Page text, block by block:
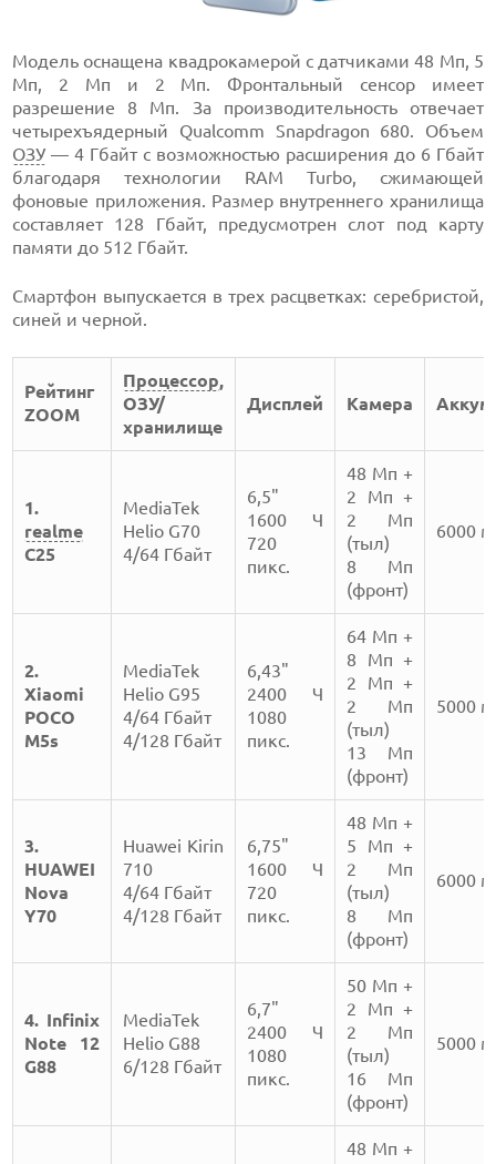
Модель оснащена квадрокамерой с датчиками 48 Мп, 5
Мп, 2 Мп и 2 Мп. Фронтальный сенсор имеет
разрешение 8 Мп. За производительность отвечает
четырехъядерный Qualcomm Snapdragon 680. Объем
ОЗУ — 4 Гбайт с возможностью расширения до 6 Гбайт
благодаря технологии RAM Turbo, сжимающей
фоновые приложения. Размер внутреннего хранилища
составляет 128 Гбайт, предусмотрен слот под карту
памяти до 512 Гбайт.
Смартфон выпускается в трех расцветках: серебристой,
синей и черной.
Рейтинг
ZOOM
Процессор,
ОЗУ/
хранилище
Дисплей Камера
1.
realme
C25
MediaTek
Helio G70
4/64 Гбайт
6,5"
1600 Ч
720
пикс.
48 Мп +
2 Мп +
2 Мп
(тыл)
8 Мп
(фронт)
6000
2.
Xiaomi
POCO
M5s
MediaTek
Helio G95
4/64 Гбайт
4/128 Гбайт
6,43"
2400 Ч
1080
пикс.
64 Мп +
8 Мп +
2 Мп +
2 Мп
(тыл)
13 Мп
(фронт)
5000
3.
HUAWEI
Nova
Y70
Huawei Kirin
710
4/64 Гбайт
4/128 Гбайт
6,75"
1600 Ч
720
пикс.
48 Мп +
5 Мп +
2 Мп
(тыл)
8 Мп
(фронт)
6000
4. Infinix
Note 12
G88
MediaTek
Helio G88
6/128 Гбайт
6,7"
2400 Ч
1080
пикс.
50 Мп +
2 Мп +
2 Мп
(тыл)
16 Мп
(фронт)
5000
48 Мп +